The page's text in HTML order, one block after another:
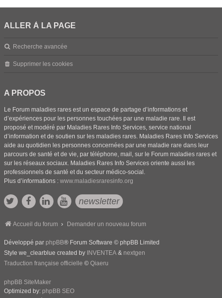
ALLER À LA PAGE
Recherche avancée
Supprimer les cookies
A PROPOS
Le Forum maladies rares est un espace de partage d’informations et
d’expériences pour les personnes touchées par une maladie rare. Il est
proposé et modéré par Maladies Rares Info Services, service national
d’information et de soutien sur les maladies rares. Maladies Rares Info Services
aide au quotidien les personnes concernées par une maladie rare dans leur
parcours de santé et de vie, par téléphone, mail, sur le Forum maladies rares et
sur les réseaux sociaux. Maladies Rares Info Services oriente aussi les
professionnels de santé et du secteur médico-social.
Plus d’informations : www.maladiesraresinfo.org
newsletter
Accueil du forum Demander un nouveau forum
Développé par phpBB® Forum Software © phpBB Limited
Style we_clearblue created by INVENTEA & nextgen
Traduction française officielle © Qiaeru
phpBB SiteMaker
Optimized by: phpBB SEO